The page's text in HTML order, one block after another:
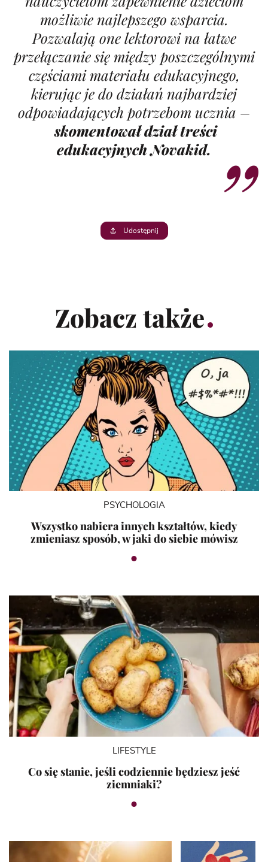
możliwie najlepszego wsparcia.
Pozwalają one lektorowi na łatwe
przełączanie się między poszczególnymi
częściami materiału edukacyjnego,
kierując je do działań najbardziej
odpowiadających potrzebom ucznia –
skomentował dział treści
edukacyjnych Novakid.
Udostępnij
Zobacz także
PSYCHOLOGIA
Wszystko nabiera innych kształtów, kiedy
zmieniasz sposób, w jaki do siebie mówisz
LIFESTYLE
Co się stanie, jeśli codziennie będziesz jeść
ziemniaki?